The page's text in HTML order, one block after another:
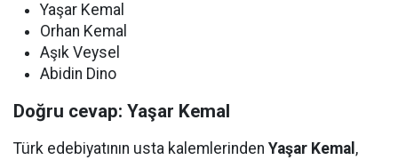
Yaşar Kemal
Orhan Kemal
Aşık Veysel
Abidin Dino
Doğru cevap: Yaşar Kemal
Türk edebiyatının usta kalemlerinden Yaşar Kemal ,